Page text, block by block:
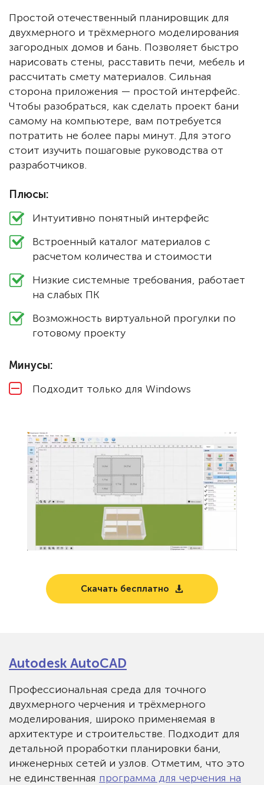
Простой отечественный планировщик для
двухмерного и трёхмерного моделирования
загородных домов и бань. Позволяет быстро
нарисовать стены, расставить печи, мебель и
рассчитать смету материалов. Сильная
сторона приложения — простой интерфейс.
Чтобы разобраться, как сделать проект бани
самому на компьютере, вам потребуется
потратить не более пары минут. Для этого
стоит изучить пошаговые руководства от
разработчиков.
Плюсы:
Интуитивно понятный интерфейс
Встроенный каталог материалов с
расчетом количества и стоимости
Низкие системные требования, работает
на слабых ПК
Возможность виртуальной прогулки по
готовому проекту
Минусы:
Подходит только для Windows
Скачать бесплатно
Autodesk AutoCAD
Профессиональная среда для точного
двухмерного черчения и трёхмерного
моделирования, широко применяемая в
архитектуре и строительстве. Подходит для
детальной проработки планировки бани,
инженерных сетей и узлов. Отметим, что это
не единственная программа для черчения на